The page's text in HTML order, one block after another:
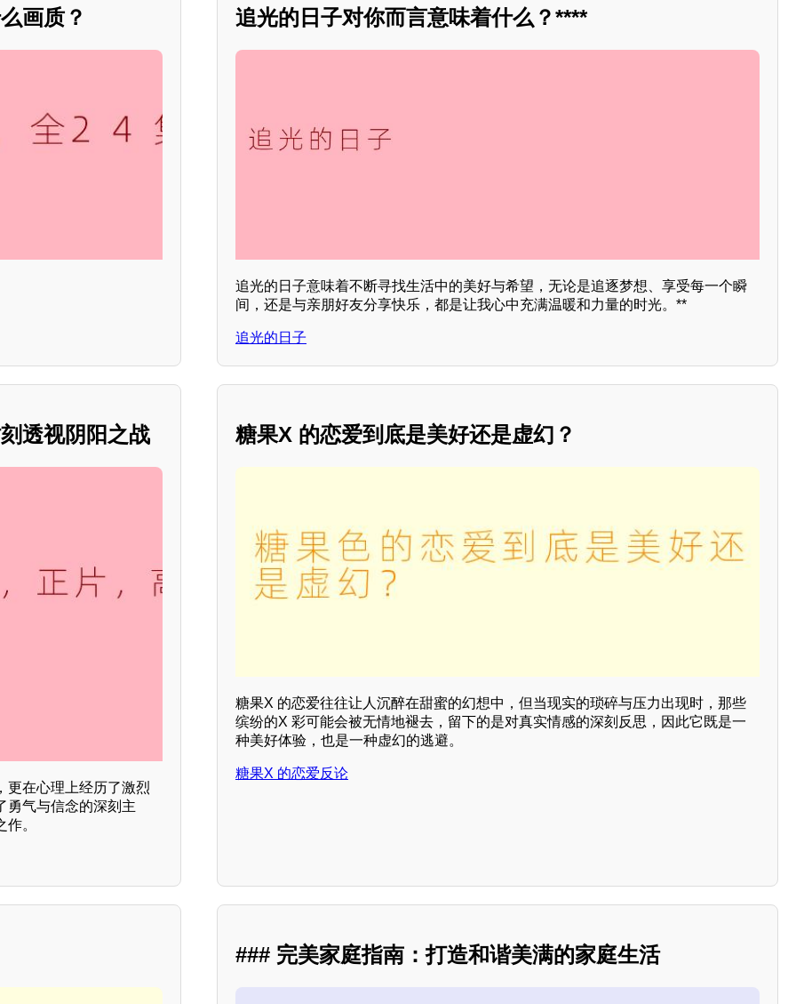
画质？ 追光的日子对你而言意味着什么？****
追光的日子意味着不断寻找生活中的美好与希望，无论是追逐梦想、享受每一个瞬
间，还是与亲朋好友分享快乐，都是让我心中充满温暖和力量的时光。**
追光的日子
透视阴阳之战
更在心理上经历了激烈
勇气与信念的深刻主
。
糖果X 的恋爱到底是美好还是虚幻？
糖果X 的恋爱往往让人沉醉在甜蜜的幻想中，但当现实的琐碎与压力出现时，那些
缤纷的X 彩可能会被无情地褪去，留下的是对真实情感的深刻反思，因此它既是一
种美好体验，也是一种虚幻的逃避。
糖果X 的恋爱反论
### 完美家庭指南：打造和谐美满的家庭生活